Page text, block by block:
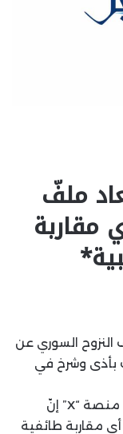
ملفّ
مقاربة
النزوح السوري عن
بأذى وشرخ في
وقال الشريف في تغريدة عبر حسابه على منصة “X” إنّ
مقاربة طائفية